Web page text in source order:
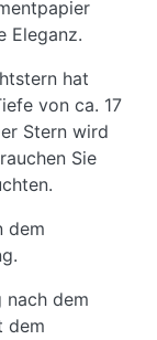
Eleganz.
hat
von ca. 17
Stern wird
Sie
dem
dem
dem